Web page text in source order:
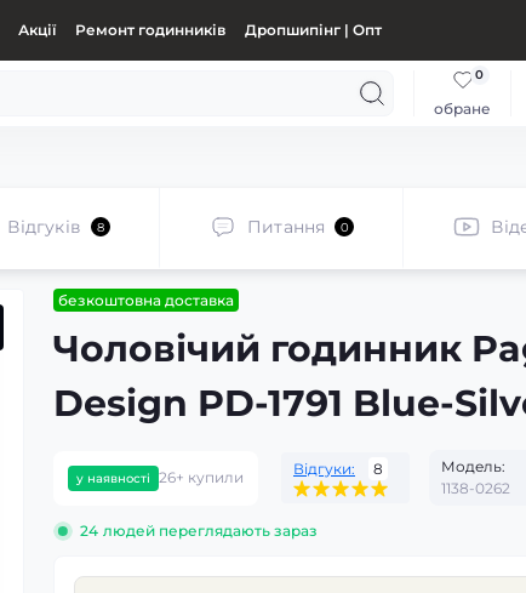
Акції Ремонт годинників Дропшипінг | Опт
обране
0
Відгуків 8 Питання 0
безкоштовна доставка
Чоловічий годинник
Design PD-1791 Blue-
у наявності 26+ купили Відгуки: 8
Модель:
1138-0262
24 людей переглядають зараз